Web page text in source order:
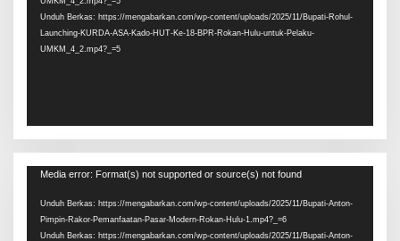
Unduh Berkas: https://mengabarkan.com/wp-content/uploads/2025/11/Bupati-Rohul-
Launching-KURDA-ASA-Kado-HUT-Ke-18-BPR-Rokan-Hulu-untuk-Pelaku-
UMKM_4_2.mp4?_=5
Pemutar
Media error: Format(s) not supported or source(s) not found
Unduh Berkas: https://mengabarkan.com/wp-content/uploads/2025/11/Bupati-Anton-
Pimpin-Rakor-Pemanfaatan-Pasar-Modern-Rokan-Hulu-1.mp4?_=6
Unduh Berkas: https://mengabarkan.com/wp-content/uploads/2025/11/Bupati-Anton-